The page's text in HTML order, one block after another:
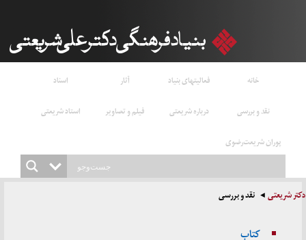
خانه فعالیتهای بنیاد آثار
اسناد
نقد و بررسی
درباره شریعتی فیلم و تصاویر
استاد شریعتی
پوران شریعت‌رضوی
دکتر شریعتی نقد و بررسی